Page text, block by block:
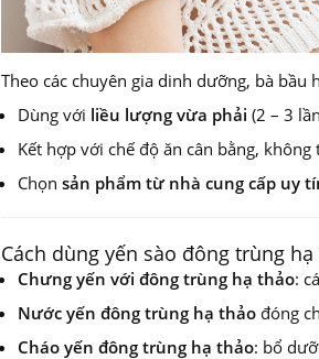
Theo các chuyên gia dinh dưỡng, bà
Dùng với liều lượng vừa phải (2 – 3
Kết hợp với chế độ ăn cân bằng,
Chọn sản phẩm từ nhà cung cấp uy
Cách dùng yến sào đông trùng
Chưng yến với đông trùng hạ thảo:
Nước yến đông trùng hạ thảođóng
Cháo yến đông trùng hạ thảo: bổ